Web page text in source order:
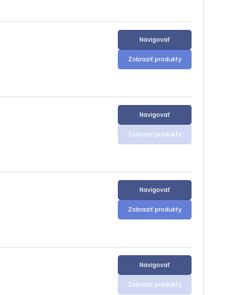
Navigovať
Zobraziť produkty
Navigovať
Zobraziť produkty
Navigovať
Zobraziť produkty
Navigovať
Zobraziť produkty